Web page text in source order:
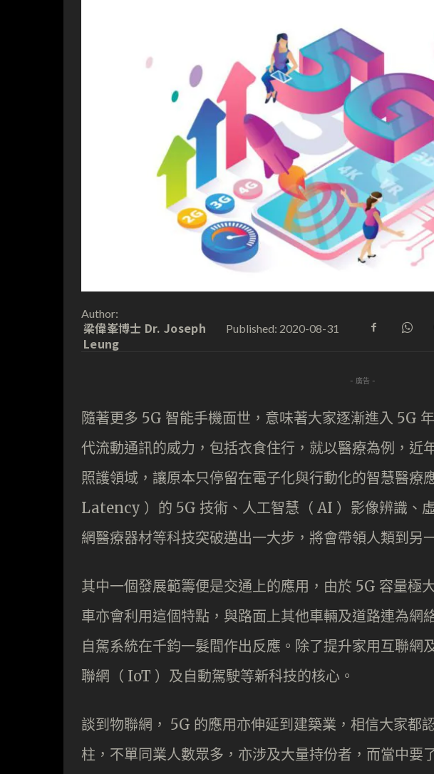
Author:
梁偉峯博士 Dr. Joseph
Leung
Published: 2020-08-31
- 廣告 -
隨著更多 5G 智能手機面世，意味著大家逐漸進入 5G
代流動通訊的威力，包括衣食住行，就以醫療為例，近
照護領域，讓原本只停留在電子化與行動化的智慧醫療
Latency ）的 5G 技術、人工智慧（ AI ）影像辨識、
網醫療器材等科技突破邁出一大步，將會帶領人類到另
其中一個發展範籌便是交通上的應用，由於 5G 容量極
車亦會利用這個特點，與路面上其他車輛及道路連為網
自駕系統在千鈞一髮間作出反應。除了提升家用互聯網
聯網（ IoT ）及自動駕駛等新科技的核心。
談到物聯網， 5G 的應用亦伸延到建築業，相信大家都
柱，不單同業人數眾多，亦涉及大量持份者，而當中要